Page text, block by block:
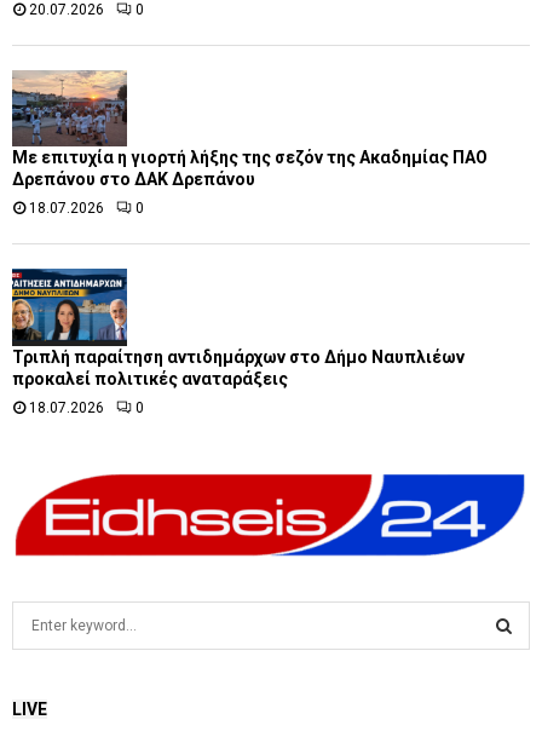
20.07.2026 0
Με επιτυχία η γιορτή λήξης της σεζόν της Ακαδημίας ΠΑΟ
Δρεπάνου στο ΔΑΚ Δρεπάνου
18.07.2026 0
Τριπλή παραίτηση αντιδημάρχων στο Δήμο Ναυπλιέων
προκαλεί πολιτικές αναταράξεις
18.07.2026 0
cLIVE